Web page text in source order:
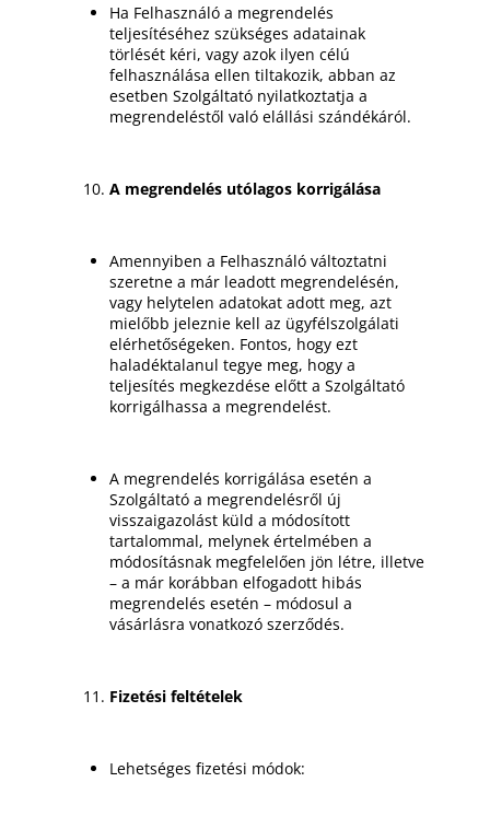
Ha Felhasználó a megrendelés
teljesítéséhez szükséges adatainak
törlését kéri, vagy azok ilyen célú
felhasználása ellen tiltakozik, abban az
esetben Szolgáltató nyilatkoztatja a
megrendeléstől való elállási szándékáról.
A megrendelés utólagos korrigálása
Amennyiben a Felhasználó változtatni
szeretne a már leadott megrendelésén,
vagy helytelen adatokat adott meg, azt
mielőbb jeleznie kell az ügyfélszolgálati
elérhetőségeken. Fontos, hogy ezt
haladéktalanul tegye meg, hogy a
teljesítés megkezdése előtt a Szolgáltató
korrigálhassa a megrendelést.
A megrendelés korrigálása esetén a
Szolgáltató a megrendelésről új
visszaigazolást küld a módosított
tartalommal, melynek értelmében a
módosításnak megfelelően jön létre, illetve
– a már korábban elfogadott hibás
megrendelés esetén – módosul a
vásárlásra vonatkozó szerződés.
Fizetési feltételek
Lehetséges fizetési módok: